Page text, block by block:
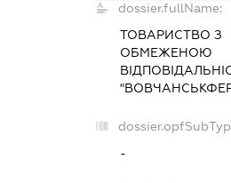
dossier.fullName:
ТОВАРИСТВО З
ОБМЕЖЕНОЮ
-